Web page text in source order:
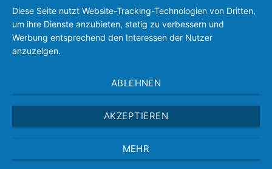
Diese Seite nutzt Website-Tracking-Technologien von Dritten,
um ihre Dienste anzubieten, stetig zu verbessern und
Werbung entsprechend den Interessen der Nutzer
anzuzeigen.
ABLEHNEN
AKZEPTIEREN
MEHR